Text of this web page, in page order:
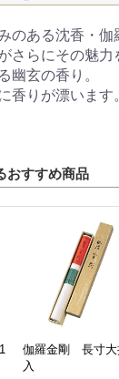
のある沈香・
さらにその魅力
幽玄の香り。
香りが漂います
おすすめ商品
伽羅金剛 長寸大
入